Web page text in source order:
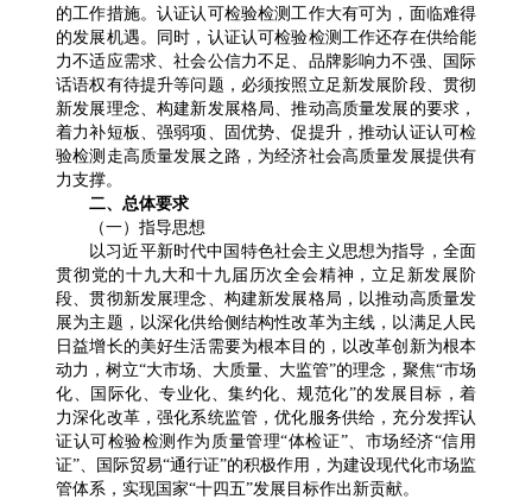
的工作措施。认证认可检验检测工作大有可为，面临难得
的发展机遇。同时，认证认可检验检测工作还存在供给能
力不适应需求、社会公信力不足、品牌影响力不强、国际
话语权有待提升等问题，必须按照立足新发展阶段、贯彻
新发展理念、构建新发展格局、推动高质量发展的要求，
着力补短板、强弱项、固优势、促提升，推动认证认可检
验检测走高质量发展之路，为经济社会高质量发展提供有
力支撑。
二、总体要求
（一）指导思想
以习近平新时代中国特色社会主义思想为指导，全面
贯彻党的十九大和十九届历次全会精神，立足新发展阶
段、贯彻新发展理念、构建新发展格局，以推动高质量发
展为主题，以深化供给侧结构性改革为主线，以满足人民
日益增长的美好生活需要为根本目的，以改革创新为根本
动力，树立“大市场、大质量、大监管”的理念，聚焦“市场
化、国际化、专业化、集约化、规范化”的发展目标，着
力深化改革，强化系统监管，优化服务供给，充分发挥认
证认可检验检测作为质量管理“体检证”、市场经济“信用
证”、国际贸易“通行证”的积极作用，为建设现代化市场监
管体系，实现国家“十四五”发展目标作出新贡献。